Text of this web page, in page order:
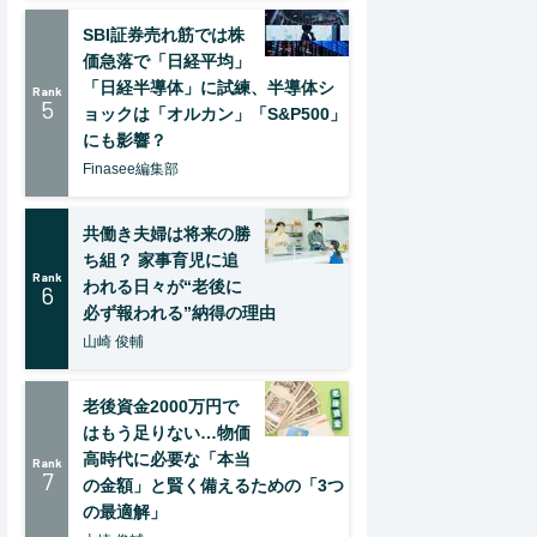
Rank
5
SBI証券売れ筋では株
価急落で「日経平均」
「日経半導体」に試練、半導体シ
ョックは「オルカン」「S&P500」
にも影響？
Finasee編集部
Rank
6
共働き夫婦は将来の勝
ち組？ 家事育児に追
われる日々が“老後に
必ず報われる”納得の理由
山崎 俊輔
Rank
7
老後資金2000万円で
はもう足りない…物価
高時代に必要な「本当
の金額」と賢く備えるための「3つ
の最適解」